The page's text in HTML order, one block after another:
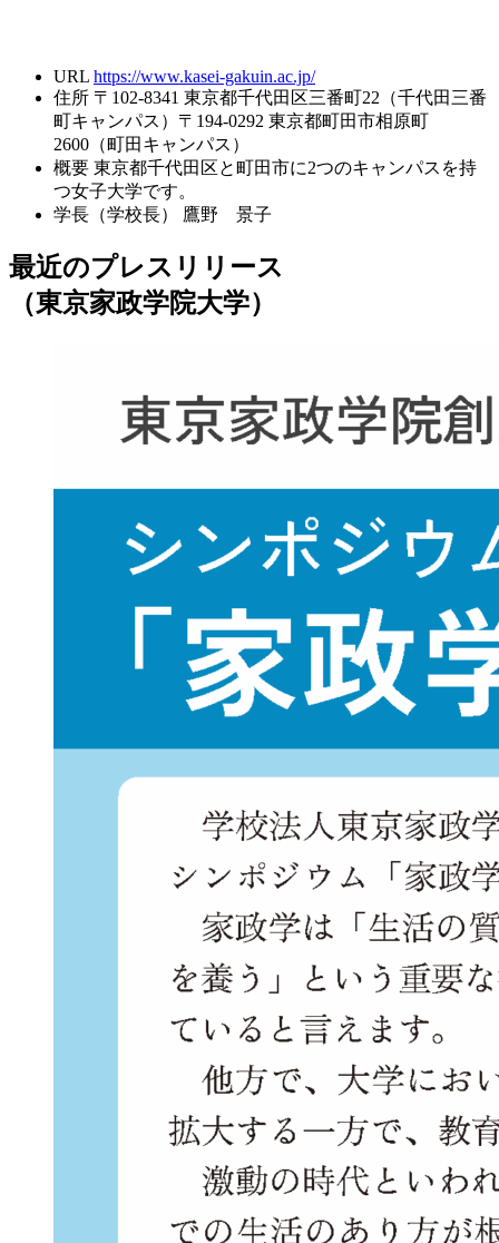
URL https://www.kasei-gakuin.ac.jp/
住所 〒102-8341 東京都千代田区三番町22（千代田三番
町キャンパス）〒194-0292 東京都町田市相原町
2600（町田キャンパス）
概要 東京都千代田区と町田市に2つのキャンパスを持
つ女子大学です。
学長（学校長）
鷹野 景子
最近のプレスリリース
（東京家政学院大学）